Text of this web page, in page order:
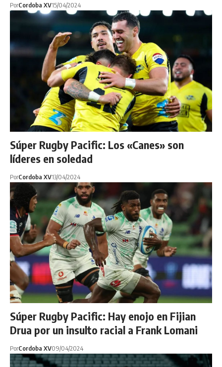
PorCordoba XV15/04/2024
Súper Rugby Pacific: Los «Canes» son
líderes en soledad
PorCordoba XV13/04/2024
Súper Rugby Pacific: Hay enojo en Fijian
Drua por un insulto racial a Frank Lomani
PorCordoba XV09/04/2024